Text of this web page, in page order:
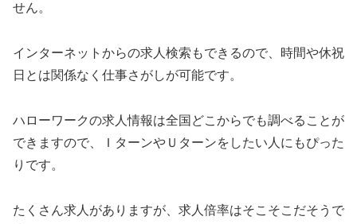
せん。
インターネットからの求人検索もできるので、時間や休祝
日とは関係なく仕事さがしが可能です。
ハローワークの求人情報は全国どこからでも調べることが
できますので、ＩターンやＵターンをしたい人にもぴった
りです。
たくさん求人がありますが、求人倍率はそこそこだそうで